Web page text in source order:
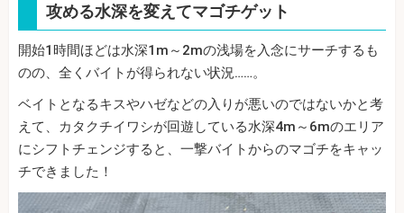
攻める水深を変えてマゴチゲット
開始1時間ほどは水深1m～2mの浅場を入念にサーチするも
のの、全くバイトが得られない状況……。
ベイトとなるキスやハゼなどの入りが悪いのではないかと考
えて、カタクチイワシが回遊している水深4m～6mのエリア
にシフトチェンジすると、一撃バイトからのマゴチをキャッ
チできました！